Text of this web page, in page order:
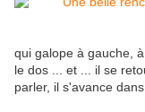
qui galope à gauche,
le dos ... et ... il se
parler, il s'avance